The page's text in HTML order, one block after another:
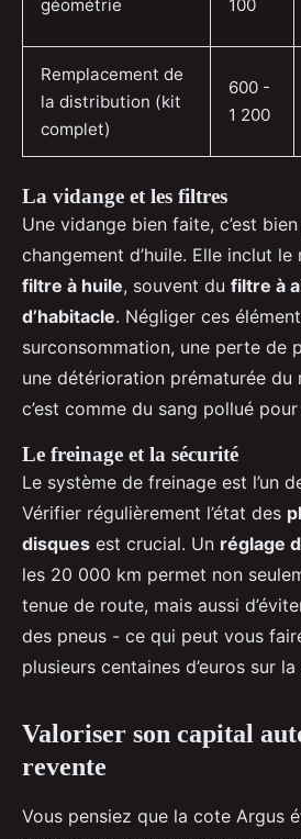
géométrie
100
Remplacement de
la distribution (kit
complet)
600 -
1 200
La vidange et les filtres
Une vidange bien faite, c’est
changement d’huile. Elle inclut
filtre à huile, souvent du filtre à
d’habitacle. Négliger ces
surconsommation, une perte de
une détérioration prématurée du
c’est comme du sang pollué
Le freinage et la sécurité
Le système de freinage est l’un
Vérifier régulièrement l’état des
disques est crucial. Un réglage
les 20 000 km permet non
tenue de route, mais aussi
des pneus - ce qui peut vous
plusieurs centaines d’euros sur la
Valoriser son capital
revente
Vous pensiez que la cote Argus